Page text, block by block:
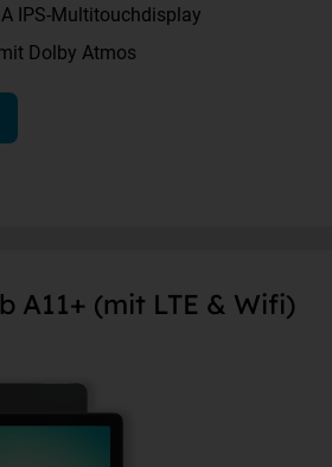
IPS-Multitouchdisplay
Dolby Atmos
A11+ (mit LTE & Wifi)